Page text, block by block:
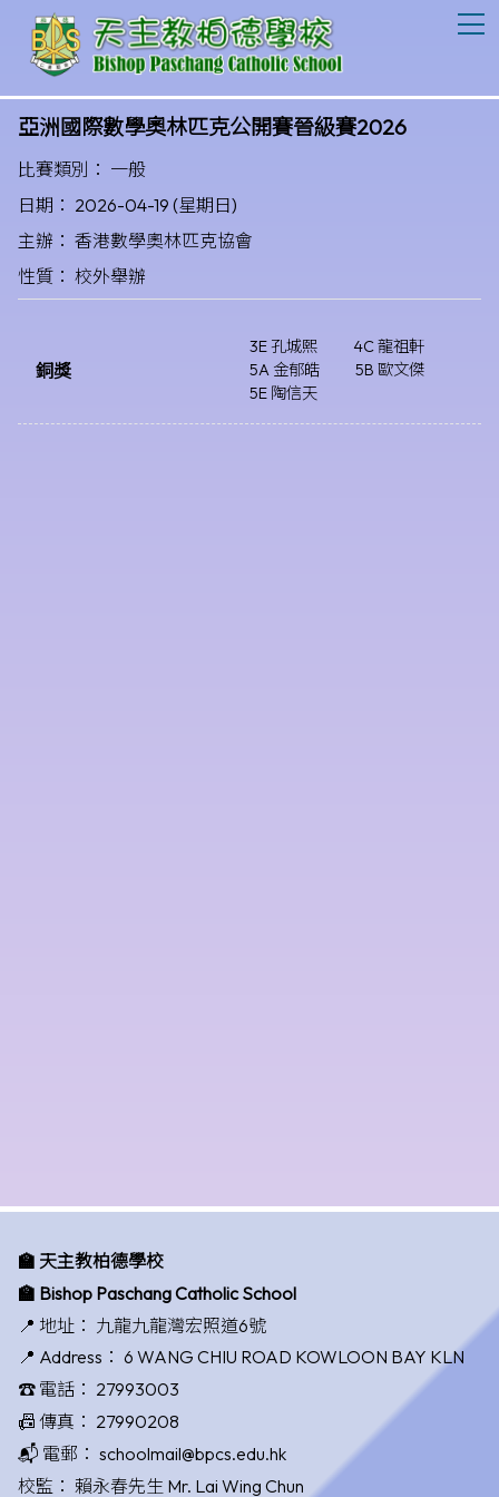
亞洲國際數學奧林匹克公開賽晉級賽2026
比賽類別： 一般
日期： 2026-04-19 (星期日)
主辦： 香港數學奧林匹克協會
性質： 校外舉辦
銅獎
3E 孔城熙
4C 龍祖軒
5A 金郁皓
5B 歐文傑
5E 陶信天
🏫 天主教柏德學校
🏫 Bishop Paschang Catholic School
📍 地址： 九龍九龍灣宏照道6號
📍 Address： 6 WANG CHIU ROAD KOWLOON BAY KLN
☎️ 電話： 27993003
📠 傳真： 27990208
📬 電郵： schoolmail@bpcs.edu.hk
校監： 賴永春先生 Mr. Lai Wing Chun